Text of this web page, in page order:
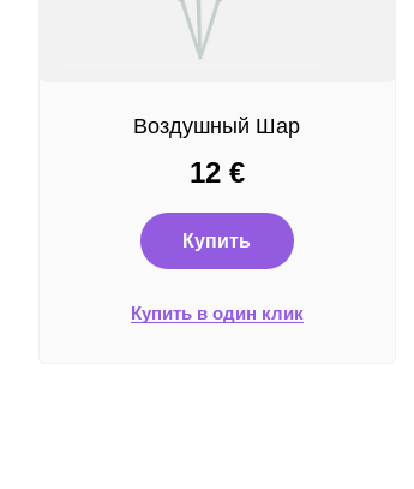
Воздушный Шар
12 €
Купить
Купить в один клик